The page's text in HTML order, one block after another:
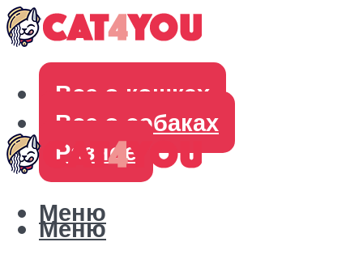
Все о кошках
Все о собаках
Разное
Меню
Меню